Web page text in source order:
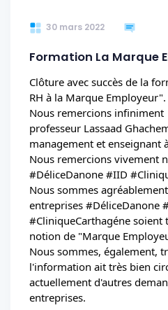
30 mars 2022
Formation La Marque
Clôture avec succès de la
RH à la Marque Employeur".
Nous remercions infiniment
professeur Lassaad
management et enseignant
#DéliceDanone #IID
Nous sommes
entreprises #DéliceDanone
#CliniqueCarthagéne soient
notion de "Marque
Nous sommes, également,
l'information ait très bien
actuellement d'autres
entreprises.